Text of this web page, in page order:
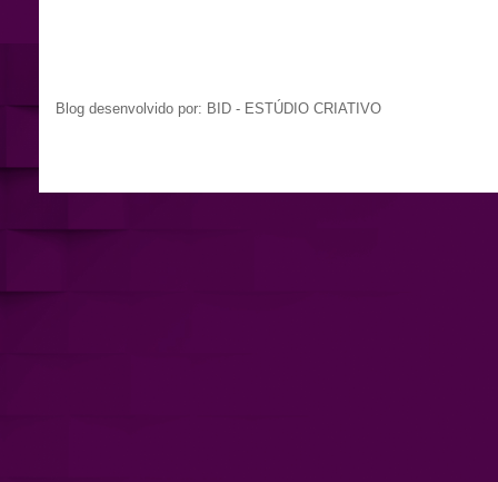
Blog desenvolvido por: BID - ESTÚDIO CRIATIVO